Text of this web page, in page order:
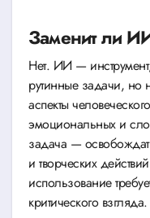
Заменит ли
Нет. ИИ —
рутинные задачи, но
аспекты
эмоциональных и
задача —
и творческих
использование
критического взгляда.